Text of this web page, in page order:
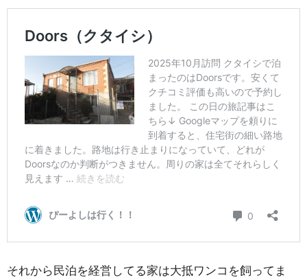
それから民泊を経営してる家は大抵ワンコを飼ってま